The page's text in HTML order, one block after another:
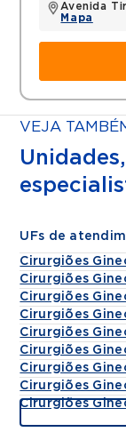
Avenida
Mapa
VEJA
UFs de
Cirurgiões
Cirurgiões
Cirurgiões
Cirurgiões
Cirurgiões
Cirurgiões
Cirurgiões
Cirurgiões
Cirurgiões